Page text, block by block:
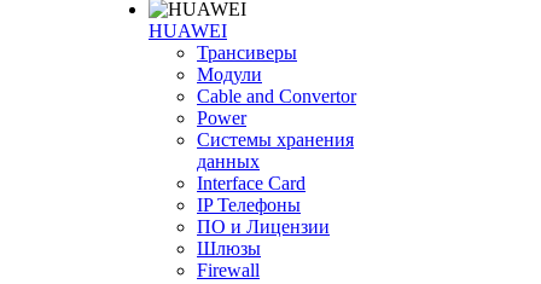
HUAWEI
Трансиверы
Модули
Cable and Convertor
Power
Системы хранения
данных
Interface Card
IP Телефоны
ПО и Лицензии
Шлюзы
Firewall